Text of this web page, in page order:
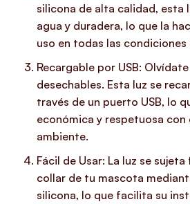
silicona de alta calidad, esta
agua y duradera, lo que la
uso en todas las
Recargable por USB:
desechables. Esta luz se
través de un puerto USB, lo
económica y respetuosa con
ambiente.
Fácil de Usar: La luz se
collar de tu mascota
silicona, lo que facilita su